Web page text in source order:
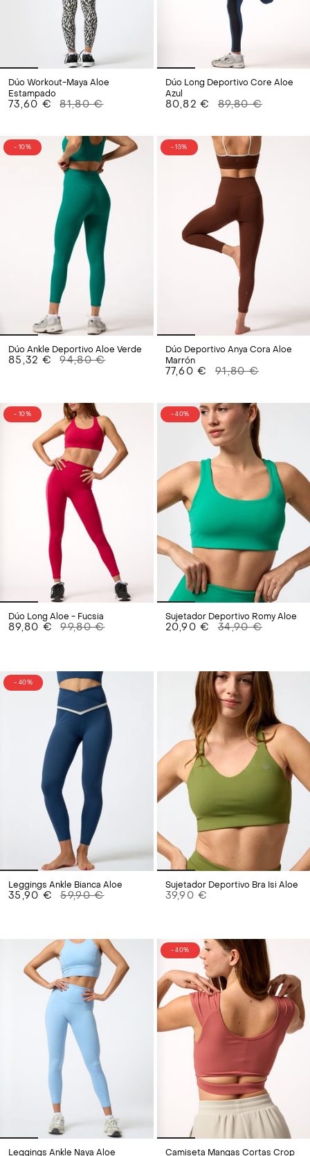
Dúo Workout-Maya Aloe
Estampado
73,60 € 81,80 €
Dúo Long Deportivo Core Aloe
Azul
80,82 € 89,80 €
- 10%
Dúo Ankle Deportivo Aloe Verde
85,32 € 94,80 €
- 15%
Dúo Deportivo Anya Cora Aloe
Marrón
77,60 € 91,80 €
- 10%
Dúo Long Aloe - Fucsia
89,80 € 99,80 €
- 40%
Sujetador Deportivo Romy Aloe
20,90 € 34,90 €
- 40%
Leggings Ankle Bianca Aloe
35,90 € 59,90 €
Sujetador Deportivo Bra Isi Aloe
39,90 €
Leggings Ankle Naya Aloe
- 40%
Camiseta Mangas Cortas Crop